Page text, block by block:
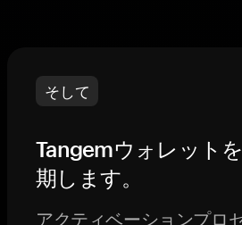
そして
Tangemウォレット
期します。
アクティベーションプロ